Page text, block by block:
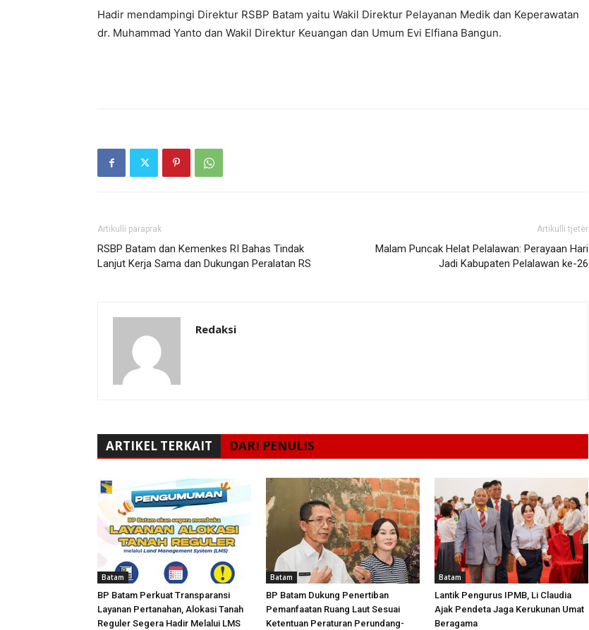
Hadir mendampingi Direktur RSBP Batam yaitu Wakil Direktur Pelayanan Medik dan Keperawatan
dr. Muhammad Yanto dan Wakil Direktur Keuangan dan Umum Evi Elfiana Bangun.
Artikulli paraprak
RSBP Batam dan Kemenkes RI Bahas Tindak
Lanjut Kerja Sama dan Dukungan Peralatan RS
Artikulli tjetër
Malam Puncak Helat Pelalawan: Perayaan Hari
Jadi Kabupaten Pelalawan ke-26
Redaksi
ARTIKEL TERKAIT DARI PENULIS
Batam
BP Batam Perkuat Transparansi
Layanan Pertanahan, Alokasi Tanah
Reguler Segera Hadir Melalui LMS
Batam
BP Batam Dukung Penertiban
Pemanfaatan Ruang Laut Sesuai
Ketentuan Peraturan Perundang-
Batam
Lantik Pengurus IPMB, Li Claudia
Ajak Pendeta Jaga Kerukunan Umat
Beragama